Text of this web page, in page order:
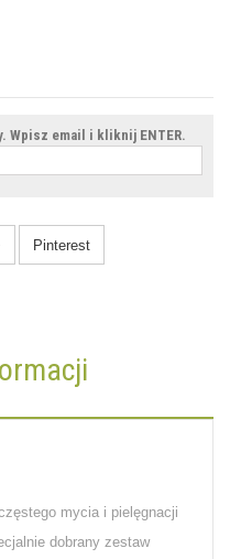
Wpisz email i kliknij ENTER.
Pinterest
mycia i pielęgnacji
dobrany zestaw